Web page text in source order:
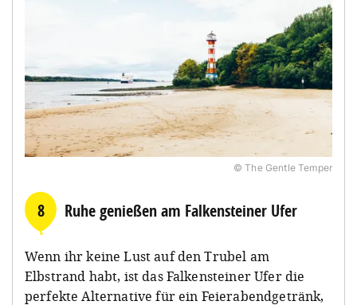
© The Gentle Temper
8 Ruhe genießen am Falkensteiner Ufer
Wenn ihr keine Lust auf den Trubel am
Elbstrand habt, ist das Falkensteiner Ufer die
perfekte Alternative für ein Feierabendgetränk,